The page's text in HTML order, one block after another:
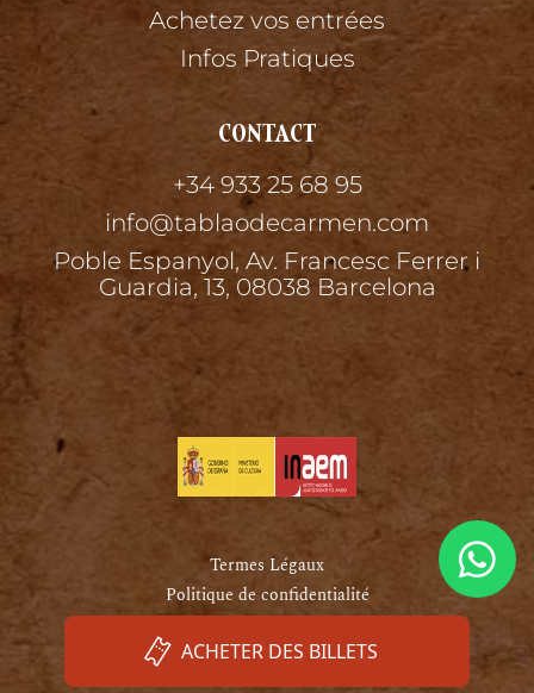
ACHETER DES BILLETS
Achetez vos entrées
Infos Pratiques
CONTACT
+34 933 25 68 95
info@tablaodecarmen.com
Poble Espanyol, Av. Francesc Ferrer i
Guardia, 13, 08038 Barcelona
Termes Légaux
Politique de confidentialité